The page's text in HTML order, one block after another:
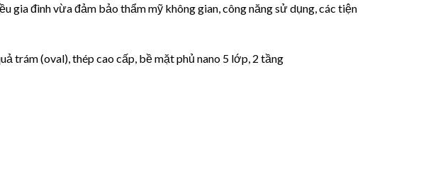
gia đình vừa đảm bảo thẩm mỹ không gian, công năng sử dụng, các tiện
trám (oval), thép cao cấp, bề mặt phủ nano 5 lớp, 2 tầng